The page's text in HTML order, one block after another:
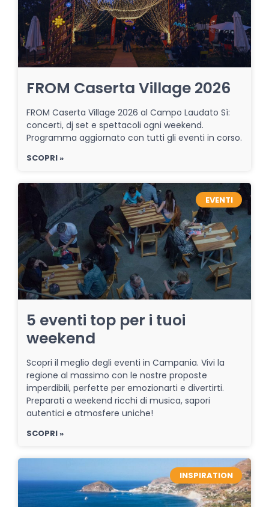
FROM Caserta Village 2026
FROM Caserta Village 2026 al Campo Laudato Sì:
concerti, dj set e spettacoli ogni weekend.
Programma aggiornato con tutti gli eventi in corso.
SCOPRI »
EVENTI
5 eventi top per i tuoi
weekend
Scopri il meglio degli eventi in Campania. Vivi la
regione al massimo con le nostre proposte
imperdibili, perfette per emozionarti e divertirti.
Preparati a weekend ricchi di musica, sapori
autentici e atmosfere uniche!
SCOPRI »
INSPIRATION